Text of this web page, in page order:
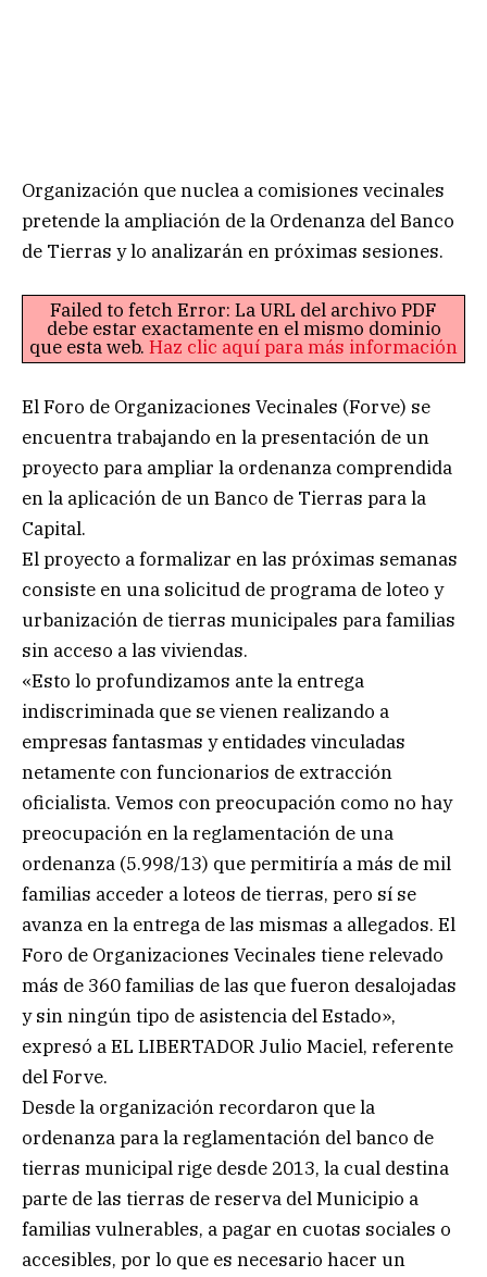
Organización que nuclea a comisiones vecinales
pretende la ampliación de la Ordenanza del Banco
de Tierras y lo analizarán en próximas sesiones.
Failed to fetch Error: La URL del archivo PDF
debe estar exactamente en el mismo dominio
que esta web. Haz clic aquí para más información
El Foro de Organizaciones Vecinales (Forve) se
encuentra trabajando en la presentación de un
proyecto para ampliar la ordenanza comprendida
en la aplicación de un Banco de Tierras para la
Capital.
El proyecto a formalizar en las próximas semanas
consiste en una solicitud de programa de loteo y
urbanización de tierras municipales para familias
sin acceso a las viviendas.
«Esto lo profundizamos ante la entrega
indiscriminada que se vienen realizando a
empresas fantasmas y entidades vinculadas
netamente con funcionarios de extracción
oficialista. Vemos con preocupación como no hay
preocupación en la reglamentación de una
ordenanza (5.998/13) que permitiría a más de mil
familias acceder a loteos de tierras, pero sí se
avanza en la entrega de las mismas a allegados. El
Foro de Organizaciones Vecinales tiene relevado
más de 360 familias de las que fueron desalojadas
y sin ningún tipo de asistencia del Estado»,
expresó a EL LIBERTADOR Julio Maciel, referente
del Forve.
Desde la organización recordaron que la
ordenanza para la reglamentación del banco de
tierras municipal rige desde 2013, la cual destina
parte de las tierras de reserva del Municipio a
familias vulnerables, a pagar en cuotas sociales o
accesibles, por lo que es necesario hacer un